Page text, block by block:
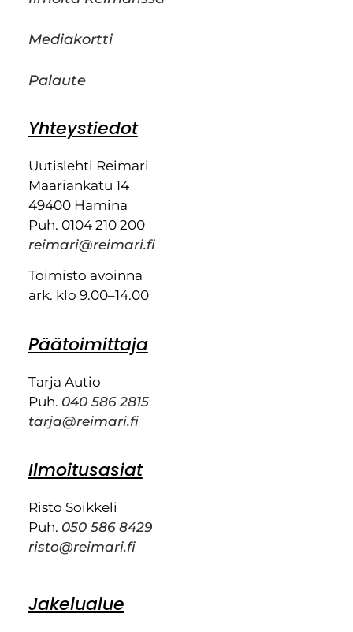
Mediakortti
Palaute
Yhteystiedot
Uutislehti Reimari
Maariankatu 14
49400 Hamina
Puh. 0104 210 200
reimari@reimari.fi
Toimisto avoinna
ark. klo 9.00–14.00
Päätoimittaja
Tarja Autio
Puh. 040 586 2815
tarja@reimari.fi
Ilmoitusasiat
Risto Soikkeli
Puh. 050 586 8429
risto@reimari.fi
Jakelualue